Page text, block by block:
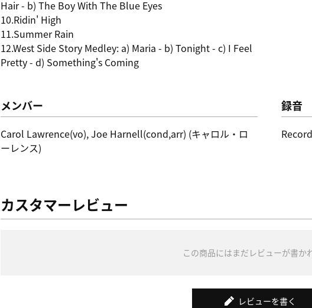
Hair - b) The Boy With The Blue Eyes
10.Ridin' High
11.Summer Rain
12.West Side Story Medley: a) Maria - b) Tonight - c) I Feel
Pretty - d) Something's Coming
メンバー
Carol Lawrence(vo), Joe Harnell(cond,arr) (キャロル・ロ
ーレンス)
録音
カスタマーレビュー
この商品にはまだレビューが書か
レビューを書く